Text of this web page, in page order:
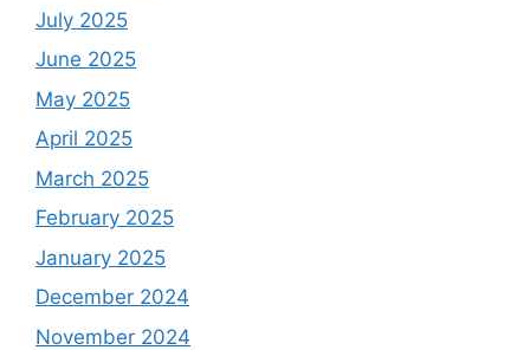
July 2025
June 2025
May 2025
April 2025
March 2025
February 2025
January 2025
December 2024
November 2024